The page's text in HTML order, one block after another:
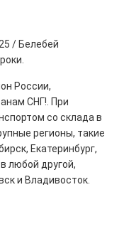
/ Белебей
России,
СНГ!. При
со склада в
регионы, такие
Екатеринбург,
любой другой,
и Владивосток.